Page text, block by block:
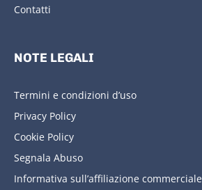
Contatti
NOTE LEGALI
Termini e condizioni d’uso
Privacy Policy
Cookie Policy
Segnala Abuso
Informativa sull’affiliazione commerciale